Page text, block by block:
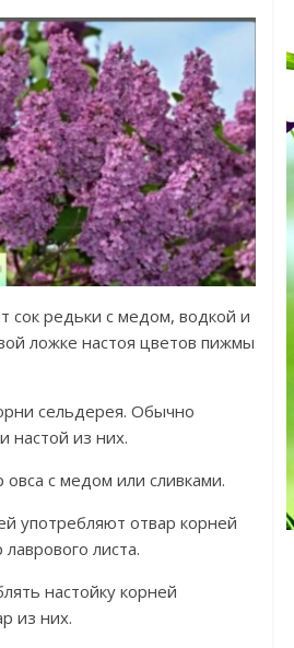
сок редьки с медом, водкой и
ложке настоя цветов пижмы
сельдерея. Обычно
настой из них.
с медом или сливками.
употребляют отвар корней
листа.
настойку корней
из них.